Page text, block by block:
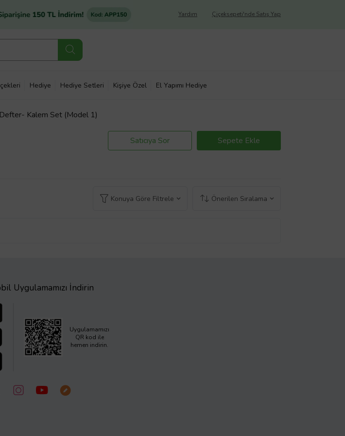
Çiçeksepeti'nde Satış Yap
Yardım
Hediye Hediye Setleri Kişiye Özel El Yapımı Hediye
Kalem Set (Model 1)
Satıcıya Sor Sepete Ekle
Konuya Göre Filtrele Önerilen Sıralama
Uygulamamızı İndirin
Uygulamamızı
QR kod ile
hemen indirin.